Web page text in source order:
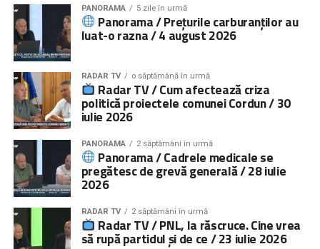
PANORAMA 5 zile în urmă
Panorama / Prețurile carburanților au
luat-o razna / 4 august 2026
RADAR TV o săptămână în urmă
Radar TV / Cum afectează criza
politică proiectele comunei Cordun / 30
iulie 2026
PANORAMA 2 săptămâni în urmă
Panorama / Cadrele medicale se
pregătesc de grevă generală / 28 iulie
2026
RADAR TV 2 săptămâni în urmă
Radar TV / PNL, la răscruce. Cine vrea
să rupă partidul și de ce / 23 iulie 2026